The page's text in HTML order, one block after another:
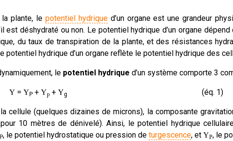
la plante, le potentiel hydriqued’un organe est une grandeur
est déshydraté ou non. Le potentiel hydrique d’un organe
du taux de transpiration de la plante, et des résistances
potentiel hydrique d’un organe reflète le potentiel hydrique des
le potentiel hydrique d’un système comporte 3
= Y P + Yp + Yg (éq. 1)
cellule (quelques dizaines de microns), la composante
10 mètres de dénivelé). Ainsi, le potentiel hydrique
P, le potentiel hydrostatique ou pression de turgescence, et YP, le